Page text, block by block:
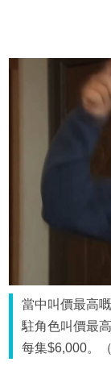
當中叫價最高
駐角色叫價最
每集$6,000。